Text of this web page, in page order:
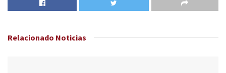
Relacionado Noticias